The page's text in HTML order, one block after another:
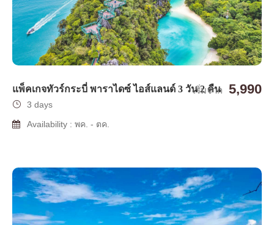
แพ็คเกจทัวร์กระบี่ พาราไดซ์ ไอส์แลนด์ 3 วัน 2 คืน
เริ่มจาก 5,990
3 days
Availability : พค. - ตค.